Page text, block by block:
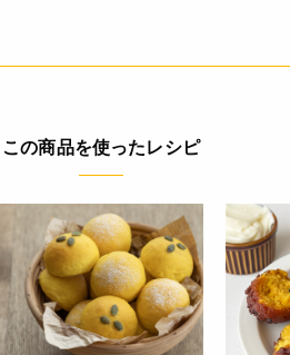
この商品を使ったレシピ